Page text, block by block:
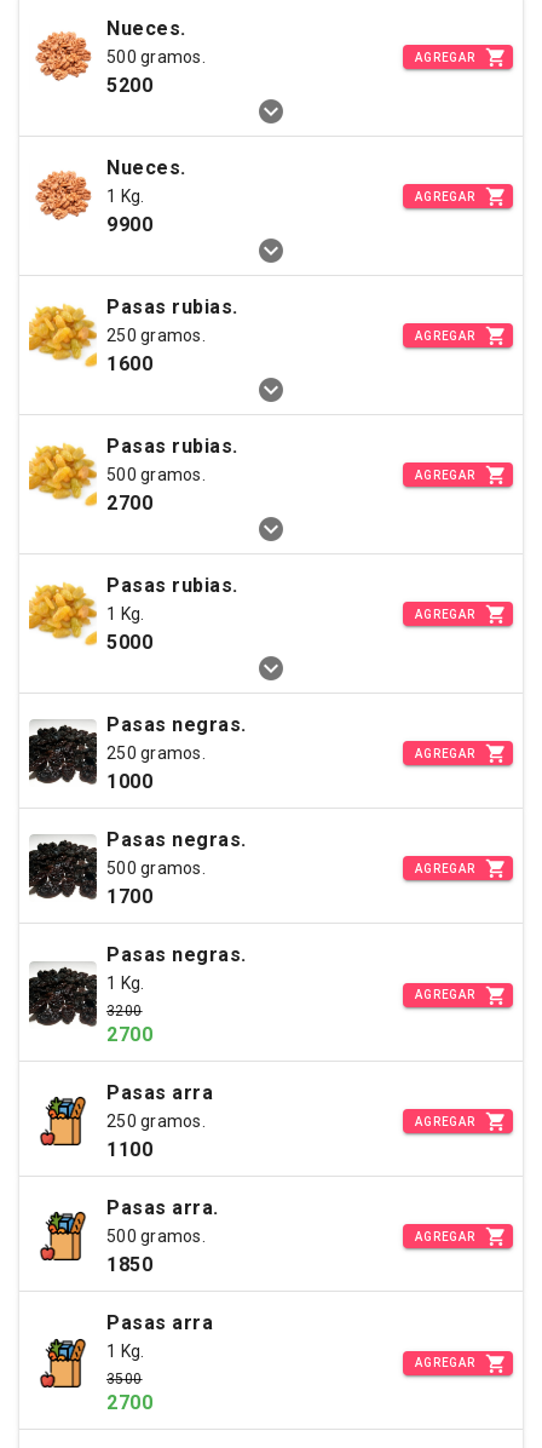
Nueces.
500 gramos.
5200
AGREGAR
Nueces.
1 Kg.
9900
AGREGAR
Pasas rubias.
250 gramos.
1600
AGREGAR
Pasas rubias.
500 gramos.
2700
AGREGAR
Pasas rubias.
1 Kg.
5000
AGREGAR
Pasas negras.
250 gramos.
1000
AGREGAR
Pasas negras.
500 gramos.
1700
AGREGAR
Pasas negras.
1 Kg.
3200
2700
AGREGAR
Pasas arra
250 gramos.
1100
AGREGAR
Pasas arra.
500 gramos.
1850
AGREGAR
Pasas arra
1 Kg.
3500
2700
AGREGAR